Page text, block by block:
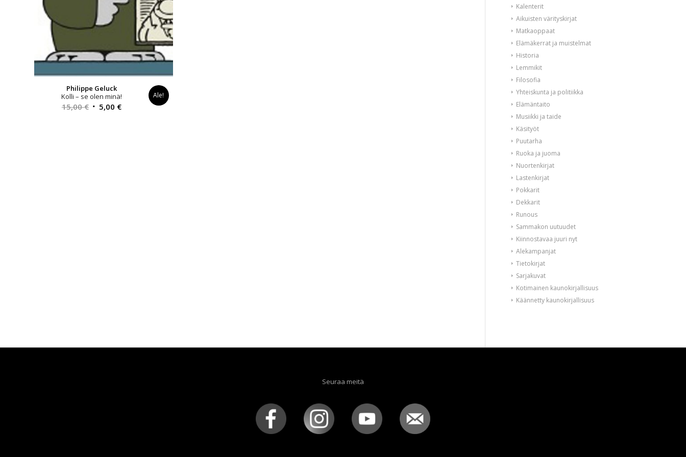
Philippe Geluck
Kolli – se olen minä!
15,00€ Alkuperäinen
5,00 €Nykyinen
Ale!
Kalenterit
Aikuisten värityskirjat
Matkaoppaat
Elämäkerrat ja muistelmat
Historia
Lemmikit
Filosofia
Yhteiskunta ja politiikka
Elämäntaito
Musiikki ja taide
Käsityöt
Puutarha
Ruoka ja juoma
Nuortenkirjat
Lastenkirjat
Pokkarit
Dekkarit
Runous
Sammakon uutuudet
Kiinnostavaa juuri nyt
Alekampanjat
Tietokirjat
Sarjakuvat
Kotimainen kaunokirjallisuus
Käännetty kaunokirjallisuus
Seuraa meitä